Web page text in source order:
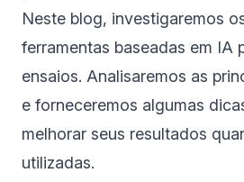
Neste blog, investigaremos
ferramentas baseadas em IA
ensaios. Analisaremos as
e forneceremos algumas
melhorar seus resultados
utilizadas.